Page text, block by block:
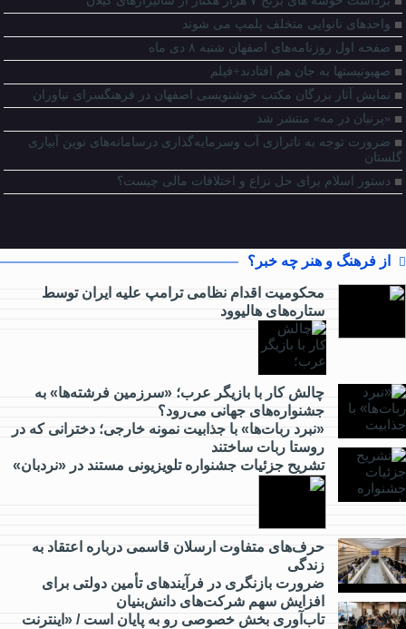
واحدهای نانوایی متخلف پلمپ می شوند
صفحه اول روزنامه‌های اصفهان شنبه ۸ دی ماه
صهیونیستها به جان هم افتادند+فیلم
نمایش آثار بزرگان مکتب خوشنویسی اصفهان در فرهنگسرای نیاوران
«پرنیان در مه» منتشر شد
ضرورت توجه به ناترازی آب وسرمایه‌گذاری درسامانه‌های نوین آبیاری
گلستان
دستور اسلام برای حل نزاع و اختلافات مالی چیست؟
از فرهنگ و هنر چه خبر؟
محکومیت اقدام نظامی ترامپ علیه ایران توسط
ستاره‌های هالیوود
چالش کار با بازیگر عرب؛ «سرزمین فرشته‌ها» به
جشنواره‌های جهانی می‌رود؟
«نبرد ربات‌ها» با جذابیت نمونه خارجی؛ دخترانی که در
روستا ربات ساختند
تشریح جزئیات جشنواره‌ تلویزیونی مستند در «نردبان»
حرف‌های متفاوت ارسلان قاسمی درباره اعتقاد به
زندگی
از
کارآفرینی
چه خبر؟
ضرورت بازنگری در فرآیندهای تأمین دولتی برای
افزایش سهم شرکت‌های دانش‌بنیان
تاب‌آوری بخش خصوصی رو به پایان است / «اینترنت
از
از
مدارس